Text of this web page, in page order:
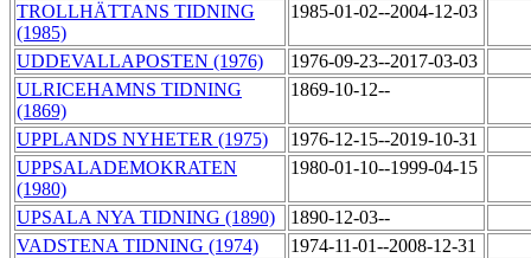
TROLLHÄTTANS TIDNING
(1985)
1985-01-02--2004-12-03
UDDEVALLAPOSTEN (1976)
1976-09-23--2017-03-03
ULRICEHAMNS TIDNING
(1869)
1869-10-12--
UPPLANDS NYHETER (1975)
1976-12-15--2019-10-31
UPPSALADEMOKRATEN
(1980)
1980-01-10--1999-04-15
UPSALA NYA TIDNING (1890)
1890-12-03--
VADSTENA TIDNING (1974)
1974-11-01--2008-12-31